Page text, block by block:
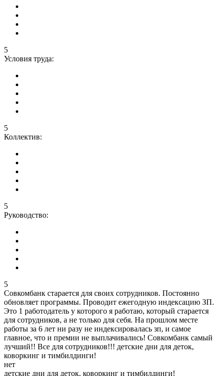
5
Условия труда:
5
Коллектив:
5
Руководство:
5
Совкомбанк старается для своих сотрудников. Постоянно
обновляет программы. Проводит ежегодную индексацию ЗП.
Это 1 работодатель у которого я работаю, который старается
для сотрудников, а не только для себя. На прошлом месте
работы за 6 лет ни разу не индексировалась зп, и самое
главное, что и премии не выплачивались! Совкомбанк самый
лучший!! Все для сотрудников!!! детские дни для деток,
коворкинг и тимбилдинги!
нет
детские дни для деток, коворкинг и тимбилдинги!